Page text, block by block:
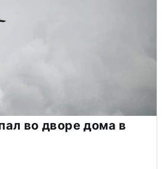
во дворе дома в